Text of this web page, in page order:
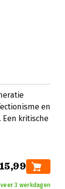
en
kritische
3 werkdagen